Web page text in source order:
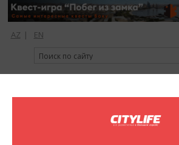
AZ | EN
регистрация вход